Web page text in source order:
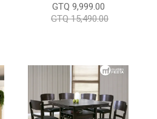
GTQ 9,999.00
GTQ 15,490.00